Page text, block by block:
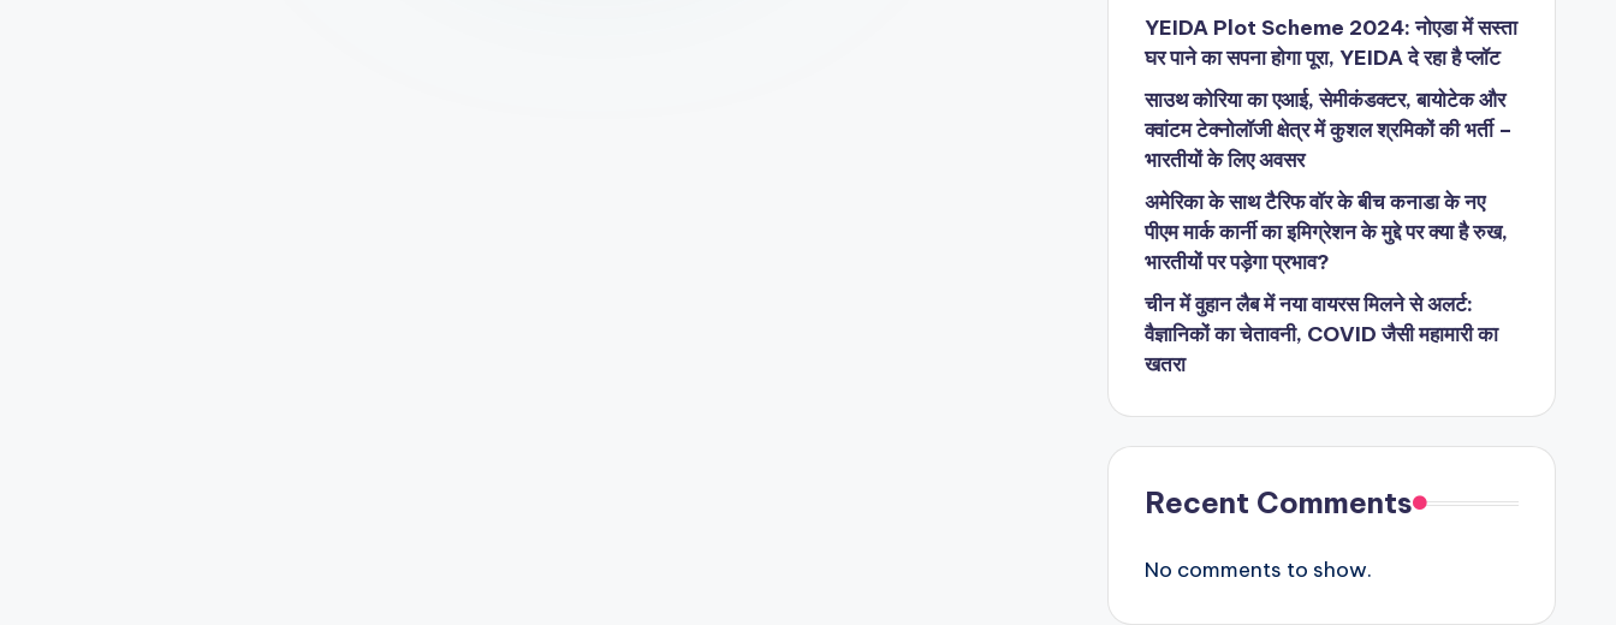
YEIDA Plot Scheme 2024: नोएडा में सस्ता
घर पाने का सपना होगा पूरा, YEIDA दे रहा है प्लॉट
साउथ कोरिया का एआई, सेमीकंडक्टर, बायोटेक और
क्वांटम टेक्नोलॉजी क्षेत्र में कुशल श्रमिकों की भर्ती –
भारतीयों के लिए अवसर
अमेरिका के साथ टैरिफ वॉर के बीच कनाडा के नए
पीएम मार्क कार्नी का इमिग्रेशन के मुद्दे पर क्या है रुख,
भारतीयों पर पड़ेगा प्रभाव?
चीन में वुहान लैब में नया वायरस मिलने से अलर्ट:
वैज्ञानिकों का चेतावनी, COVID जैसी महामारी का
खतरा
Recent Comments
No comments to show.